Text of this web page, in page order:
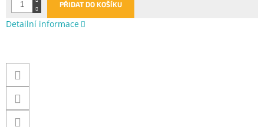
PŘIDAT DO KOŠÍKU
Detailní informace